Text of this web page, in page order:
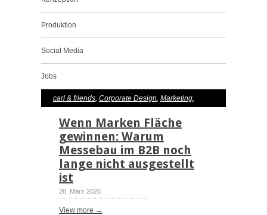
Produktion
Social Media
Jobs
carl & friends, Corporate Design, Marketing,
Shop / Messe
Wenn Marken Fläche
gewinnen: Warum
Messebau im B2B noch
lange nicht ausgestellt
ist
26. März 2026
View more →